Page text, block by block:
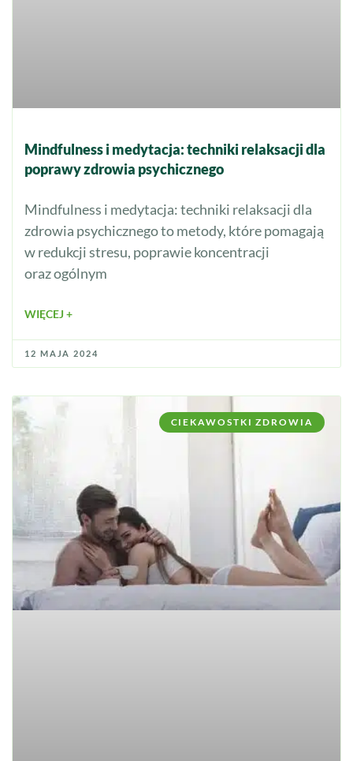
Mindfulness i medytacja: techniki relaksacji dla
poprawy zdrowia psychicznego
Mindfulness i medytacja: techniki relaksacji dla
zdrowia psychicznego to metody, które pomagają
w redukcji stresu, poprawie koncentracji
oraz ogólnym
WIĘCEJ +
12 MAJA 2024
CIEKAWOSTKI ZDROWIA